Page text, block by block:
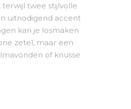
twee stijlvolle
uitnodigend accent
kan je losmaken
zetel, maar een
of knusse